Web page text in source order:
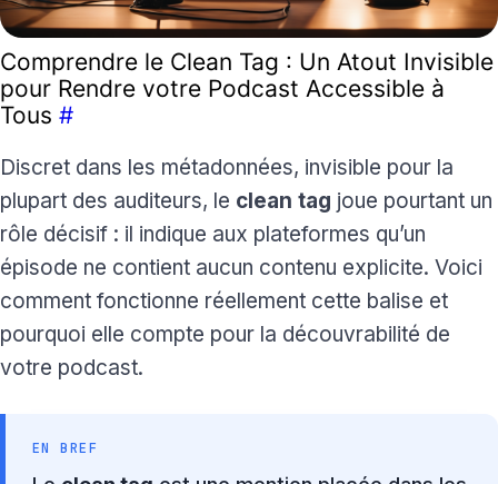
Comprendre le Clean Tag : Un Atout Invisible
pour Rendre votre Podcast Accessible à
Tous #
Discret dans les métadonnées, invisible pour la
plupart des auditeurs, le clean tag joue pourtant un
rôle décisif : il indique aux plateformes qu’un
épisode ne contient aucun contenu explicite. Voici
comment fonctionne réellement cette balise et
pourquoi elle compte pour la découvrabilité de
votre podcast.
EN BREF